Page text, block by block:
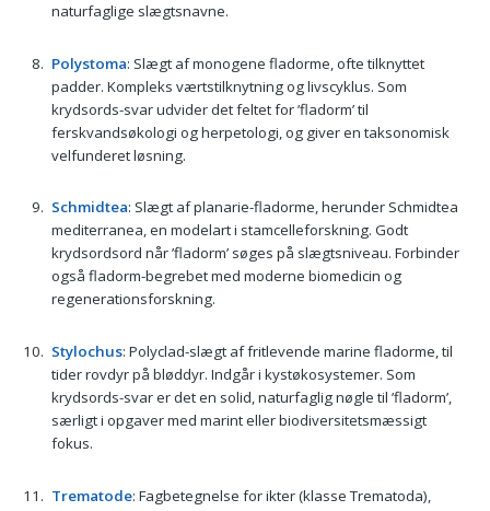
naturfaglige slægtsnavne.
Polystoma: Slægt af monogene fladorme, ofte tilknyttet
padder. Kompleks værtstilknytning og livscyklus. Som
krydsords-svar udvider det feltet for ’fladorm’ til
ferskvandsøkologi og herpetologi, og giver en taksonomisk
velfunderet løsning.
Schmidtea: Slægt af planarie-fladorme, herunder Schmidtea
mediterranea, en modelart i stamcelleforskning. Godt
krydsordsord når ’fladorm’ søges på slægtsniveau. Forbinder
også fladorm-begrebet med moderne biomedicin og
regenerationsforskning.
Stylochus: Polyclad-slægt af fritlevende marine fladorme, til
tider rovdyr på bløddyr. Indgår i kystøkosystemer. Som
krydsords-svar er det en solid, naturfaglig nøgle til ’fladorm’,
særligt i opgaver med marint eller biodiversitetsmæssigt
fokus.
Trematode: Fagbetegnelse for ikter (klasse Trematoda),